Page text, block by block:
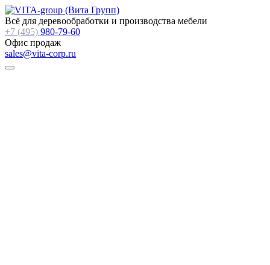
Всё для деревообработки и производства мебели
+7 (495) 980-79-60
Офис продаж
sales@vita-corp.ru